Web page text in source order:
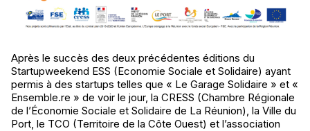
Après le succès des deux précédentes éditions du
Startupweekend ESS (Economie Sociale et Solidaire) ayant
permis à des startups telles que « Le Garage Solidaire » et «
Ensemble.re » de voir le jour, la CRESS (Chambre Régionale
de l’Économie Sociale et Solidaire de La Réunion), la Ville du
Port, le TCO (Territoire de la Côte Ouest) et l’association